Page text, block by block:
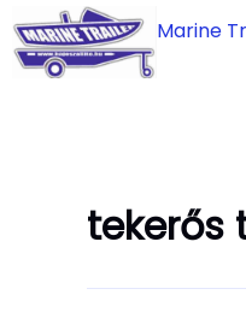
to
content
Marine
tekerős